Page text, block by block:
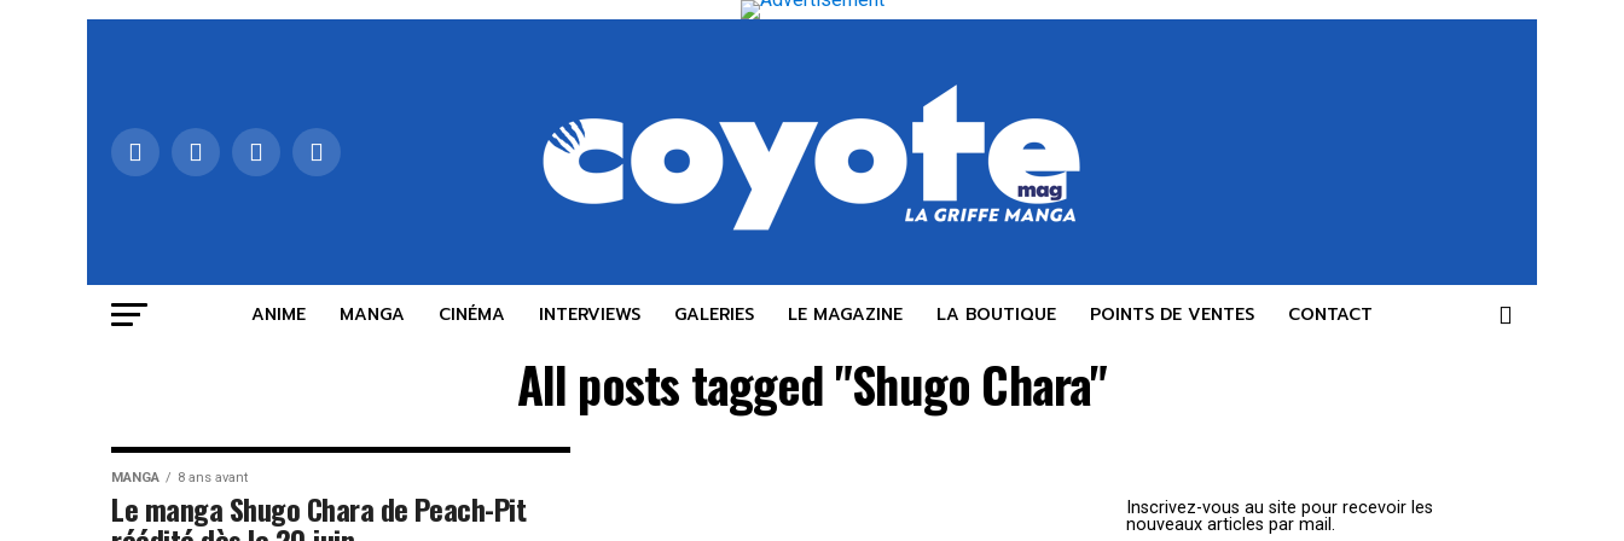
ANIME MANGA CINÉMA INTERVIEWS GALERIES LE MAGAZINE LA BOUTIQUE POINTS DE VENTES CONTACT
All posts tagged "Shugo Chara"
MANGA 8 ans avant
Le manga Shugo Chara de Peach-Pit
Inscrivez-vous au site pour recevoir les
nouveaux articles par mail.